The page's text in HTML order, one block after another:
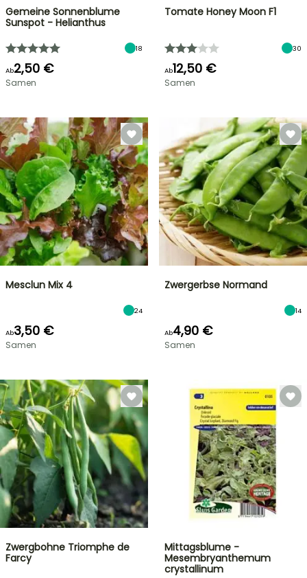
Gemeine Sonnenblume
Sunspot - Helianthus
18
Ab2,50 €
Samen
Tomate Honey Moon F1
30
Ab12,50 €
Samen
Mesclun Mix 4
24
Ab3,50 €
Samen
Zwergerbse Normand
14
Ab4,90 €
Samen
Zwergbohne Triomphe de
Farcy
Mittagsblume -
Mesembryanthemum
crystallinum